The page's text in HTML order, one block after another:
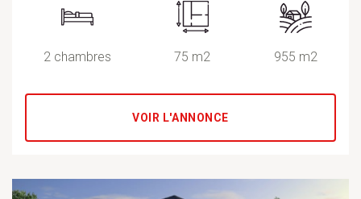
2 chambres 75 m2 955 m2
VOIR L'ANNONCE